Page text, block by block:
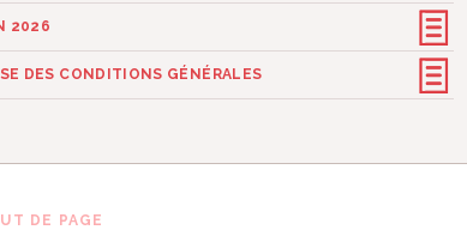
2026
DES CONDITIONS GÉNÉRALES
DE PAGE